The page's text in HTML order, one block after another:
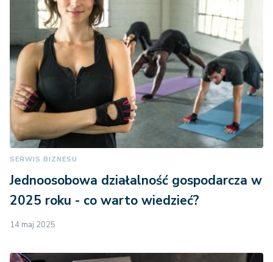
SERWIS BIZNESU
Jednoosobowa działalność gospodarcza w
2025 roku - co warto wiedzieć?
14 maj 2025